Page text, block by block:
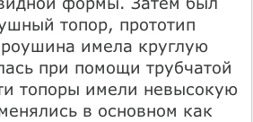
топор, прототип
имела круглую
при помощи трубчатой
топоры имели невысокую
в основном как